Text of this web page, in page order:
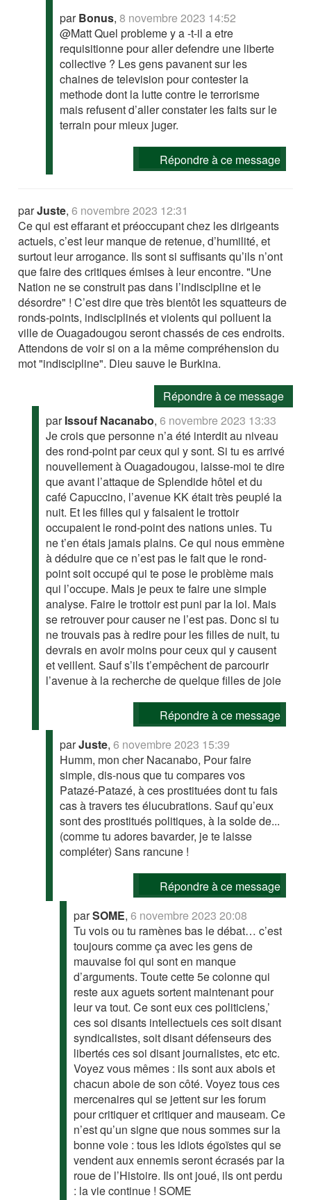
parBonus,8 novembre 2023 14:52
@Matt Quel probleme y a -t-il a etre
requisitionne pour aller defendre une liberte
collective ? Les gens pavanent sur les
chaines de television pour contester la
methode dont la lutte contre le terrorisme
mais refusent d’aller constater les faits sur le
terrain pour mieux juger.
Répondre à ce message
parJuste,6 novembre 2023 12:31
Ce qui est effarant et préoccupant chez les dirigeants
actuels, c’est leur manque de retenue, d’humilité, et
surtout leur arrogance. Ils sont si suffisants qu’ils n’ont
que faire des critiques émises à leur encontre. "Une
Nation ne se construit pas dans l’indiscipline et le
désordre" ! C’est dire que très bientôt les squatteurs de
ronds-points, indisciplinés et violents qui polluent la
ville de Ouagadougou seront chassés de ces endroits.
Attendons de voir si on a la même compréhension du
mot "indiscipline". Dieu sauve le Burkina.
Répondre à ce message
parIssouf Nacanabo,6 novembre 2023 13:33
Je crois que personne n’a été interdit au niveau
des rond-point par ceux qui y sont. Si tu es arrivé
nouvellement à Ouagadougou, laisse-moi te dire
que avant l’attaque de Splendide hôtel et du
café Capuccino, l’avenue KK était très peuplé la
nuit. Et les filles qui y faisaient le trottoir
occupaient le rond-point des nations unies. Tu
ne t’en étais jamais plains. Ce qui nous emmène
à déduire que ce n’est pas le fait que le rond-
point soit occupé qui te pose le problème mais
qui l’occupe. Mais je peux te faire une simple
analyse. Faire le trottoir est puni par la loi. Mais
se retrouver pour causer ne l’est pas. Donc si tu
ne trouvais pas à redire pour les filles de nuit, tu
devrais en avoir moins pour ceux qui y causent
et veillent. Sauf s’ils t’empêchent de parcourir
l’avenue à la recherche de quelque filles de joie
Répondre à ce message
parJuste,6 novembre 2023 15:39
Humm, mon cher Nacanabo, Pour faire
simple, dis-nous que tu compares vos
Patazé-Patazé, à ces prostituées dont tu fais
cas à travers tes élucubrations. Sauf qu’eux
sont des prostitués politiques, à la solde de...
(comme tu adores bavarder, je te laisse
compléter) Sans rancune !
Répondre à ce message
parSOME,6 novembre 2023 20:08
Tu vois ou tu ramènes bas le débat… c’est
toujours comme ça avec les gens de
mauvaise foi qui sont en manque
d’arguments. Toute cette 5e colonne qui
reste aux aguets sortent maintenant pour
leur va tout. Ce sont eux ces politiciens,’
ces soi disants intellectuels ces soit disant
syndicalistes, soit disant défenseurs des
libertés ces soi disant journalistes, etc etc.
Voyez vous mêmes : ils sont aux abois et
chacun aboie de son côté. Voyez tous ces
mercenaires qui se jettent sur les forum
pour critiquer et critiquer and mauseam. Ce
n’est qu’un signe que nous sommes sur la
bonne voie : tous les idiots égoïstes qui se
vendent aux ennemis seront écrasés par la
roue de l’Histoire. Ils ont joué, ils ont perdu
: la vie continue ! SOME